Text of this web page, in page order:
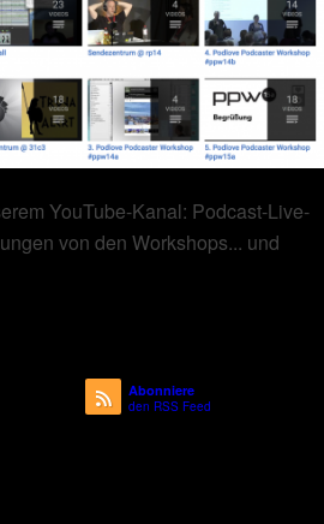
YouTube-Kanal: Podcast-Live-
von den Workshops... und
Abonniere
den RSS Feed